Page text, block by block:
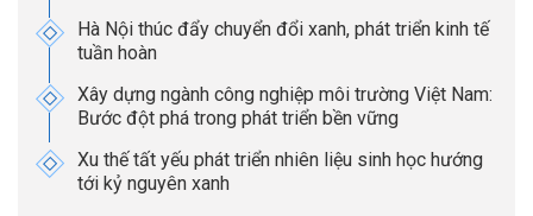
Hà Nội thúc đẩy chuyển đổi xanh, phát triển kinh tế
tuần hoàn
Xây dựng ngành công nghiệp môi trường Việt Nam:
Bước đột phá trong phát triển bền vững
Xu thế tất yếu phát triển nhiên liệu sinh học hướng
tới kỷ nguyên xanh